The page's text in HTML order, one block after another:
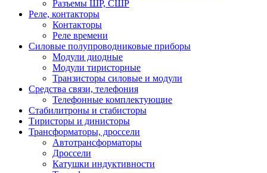
Разъемы ШР, СШР
Реле, контакторы
Контакторы
Реле времени
Силовые полупроводниковые приборы
Модули диодные
Модули тиристорные
Транзисторы силовые и модули
Средства связи, телефония
Телефонные комплектующие
Стабилитроны и стабисторы
Тиристоры и динисторы
Трансформаторы, дроссели
Автотрансформаторы
Дроссели
Катушки индуктивности